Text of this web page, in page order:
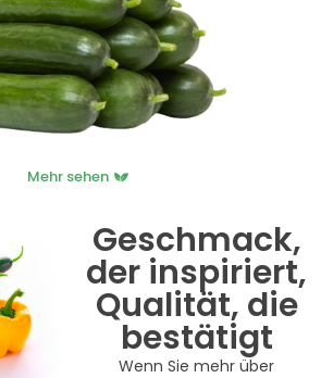
Mehr sehen
Geschmack,
der inspiriert,
Qualität, die
bestätigt
Wenn Sie mehr über